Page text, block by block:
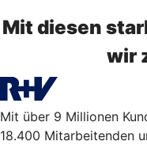
Mit diesen
wir
Mit über 9 Millionen
18.400 Mitarbeitenden